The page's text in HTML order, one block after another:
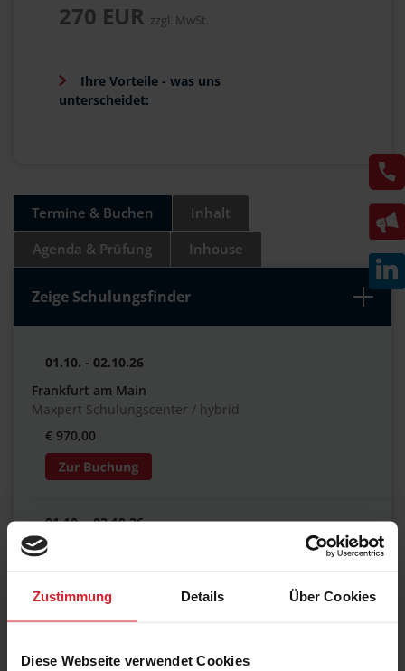
Zustimmung Details Über Cookies
Diese Webseite verwendet Cookies
270 EUR zzgl. MwSt.
Ihre Vorteile - was uns
unterscheidet:
Termine & Buchen
Inhalt
Agenda & Prüfung
Inhouse
Zeige Schulungsfinder
01.10. - 02.10.26
Frankfurt am Main
Maxpert Schulungscenter / hybrid
€ 970,00
01.10. - 02.10.26
Online LIVE
€ 970,00